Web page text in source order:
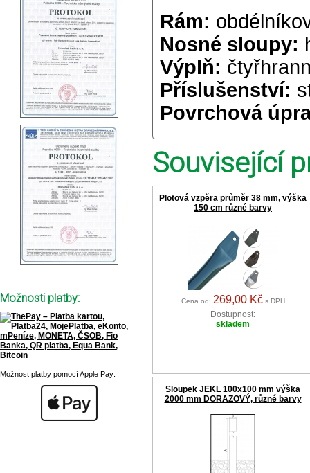
Rám:
Nosné sloupy:
Výplň:
Příslušenství:
Povrchová
Související
Plotová vzpěra průměr 38 mm, výška
150 cm různé barvy
Cena od: 269,00 Kčs DPH
Dostupnost:
skladem
Sloupek JEKL 100x100 mm výška
2000 mm DORAZOVÝ, různé barvy
Možnosti platby:
Možnost platby pomocí Apple Pay: